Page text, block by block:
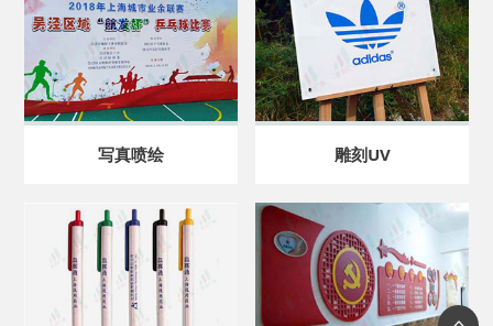
写真喷绘 雕刻UV